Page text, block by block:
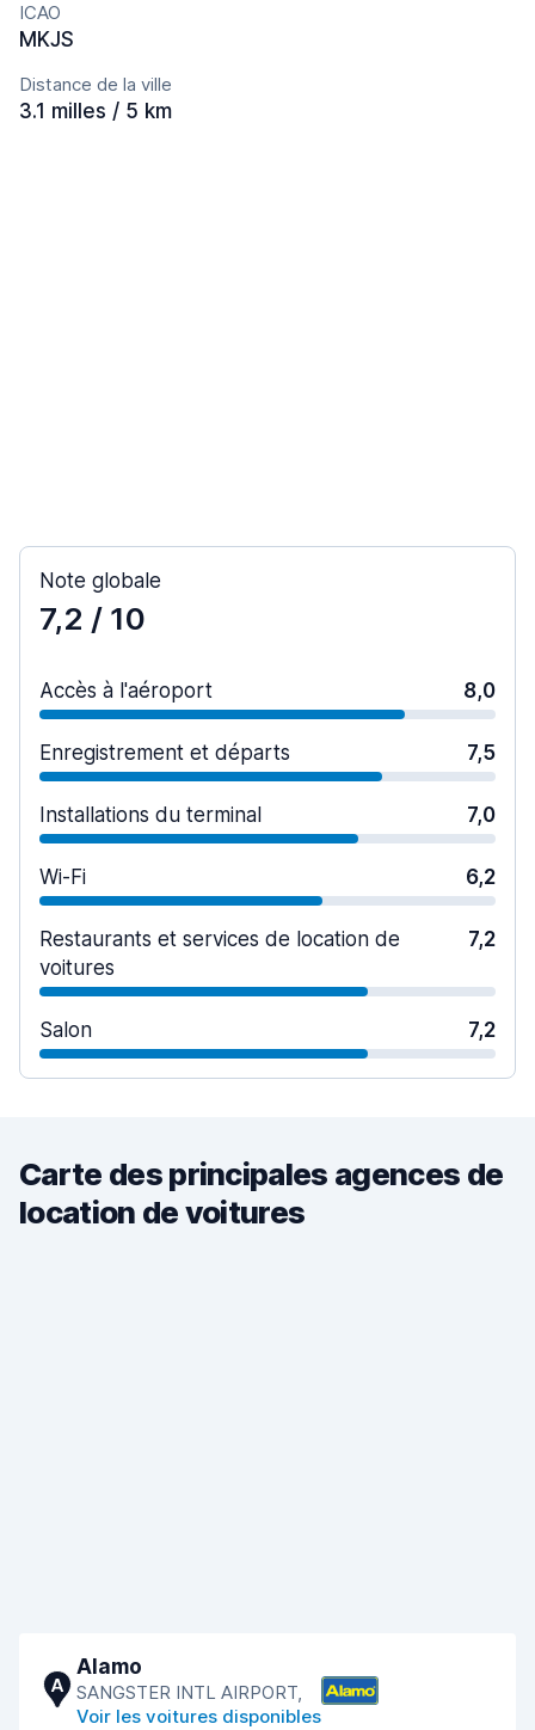
ICAO
MKJS
Distance de la ville
3.1 milles / 5 km
Note globale
7,2 / 10
Accès à l'aéroport 8,0
Enregistrement et départs 7,5
Installations du terminal 7,0
Wi-Fi 6,2
Restaurants et services de location de
voitures
7,2
Salon 7,2
Carte des principales agences de
location de voitures
A
Alamo
SANGSTER INTL AIRPORT,
Voir les voitures disponibles